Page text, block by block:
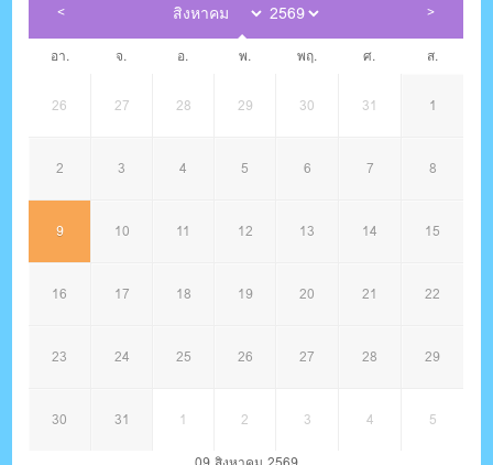
อา. จ. อ. พ. พฤ. ศ. ส.
26 27 28 29 30 31 1
2 3 4 5 6 7 8
9 10 11 12 13 14 15
16 17 18 19 20 21 22
23 24 25 26 27 28 29
30 31 1 2 3 4 5